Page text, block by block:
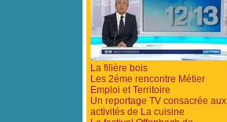
La filière bois
Les 2éme rencontre Métier
Emploi et Territoire
Un reportage TV consacrée aux
activités de La cuisine